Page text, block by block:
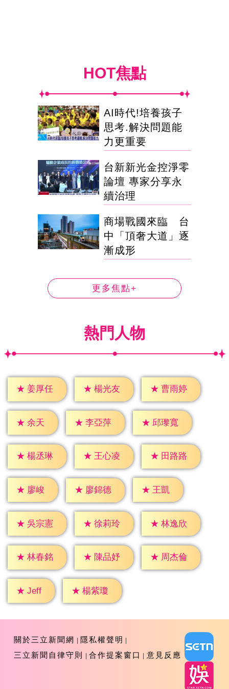
HOT焦點
AI時代!培養孩子
思考.解決問題能
力更重要
台新新光金控淨零
論壇 專家分享永
續治理
商場戰國來臨 台
中「頂奢大道」逐
漸成形
更多焦點+
熱門人物
★ 姜厚任 ★ 楊光友 ★ 曹雨婷
★ 余天 ★ 李亞萍 ★ 邱瓈寬
★ 楊丞琳 ★ 王心凌 ★ 田路路
★ 廖峻 ★ 廖錦德 ★ 王凱
★ 吳宗憲 ★ 徐莉玲 ★ 林逸欣
★ 林春銘 ★ 陳品妤 ★ 周杰倫
★ Jeff ★ 楊紫瓊
關於三立新聞網
隱私權聲明
三立新聞自律守則
合作提案窗口 意見反應